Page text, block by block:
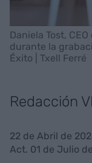
Daniela Tost,
durante la
Éxito | Txell Ferré
Redacción
22 de Abril de
Act. 01 de Julio